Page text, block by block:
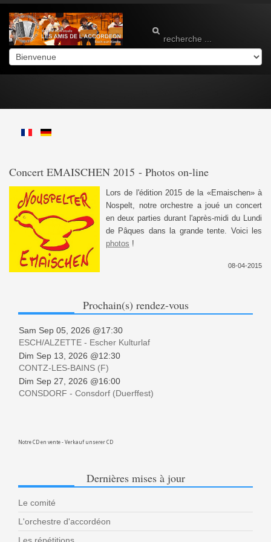
Concert EMAISCHEN 2015 - Photos on-line
Lors de l'édition 2015 de la «Emaischen» à
Nospelt, notre orchestre a joué un concert
en deux parties durant l'après-midi du Lundi
de Pâques dans la grande tente. Voici les
photos !
08-04-2015
Prochain(s) rendez-vous
Sam Sep 05, 2026 @17:30
ESCH/ALZETTE - Escher Kulturlaf
Dim Sep 13, 2026 @12:30
CONTZ-LES-BAINS (F)
Dim Sep 27, 2026 @16:00
CONSDORF - Consdorf (Duerffest)
Notre CD en vente - Verkauf unserer CD
Dernièresmises à jour
Le comité
L'orchestre d'accordéon
Les répétitions